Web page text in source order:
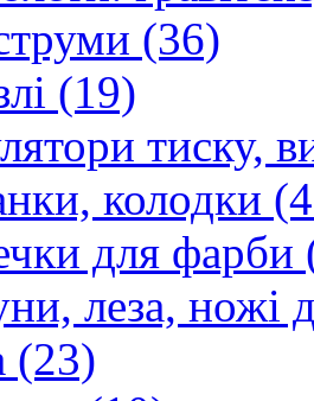
(36)
(19)
тиску,
колодки
для фарби
леза, ножі
(23)